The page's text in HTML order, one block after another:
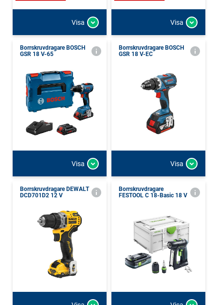
Visa Visa
Borrskruvdragare BOSCH
GSR 18 V-65
Visa
Borrskruvdragare BOSCH
GSR 18 V-EC
Visa
Borrskruvdragare DEWALT
DCD701D2 12 V
Borrskruvdragare
FESTOOL C 18-Basic 18 V